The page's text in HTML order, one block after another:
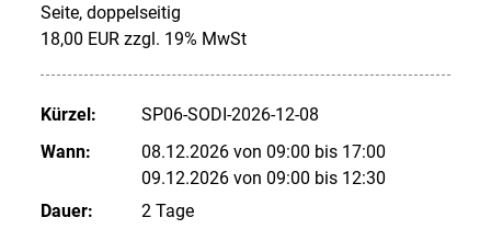
Seite, doppelseitig
18,00 EUR zzgl. 19% MwSt
Kürzel:
SP06-SODI-2026-12-08
Wann:
08.12.2026 von 09:00 bis 17:00
09.12.2026 von 09:00 bis 12:30
Dauer:
2 Tage